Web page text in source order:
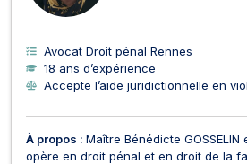
Avocat Droit pénal Rennes
18 ans d’expérience
Accepte l’aide juridictionnelle en viol
À propos : Maître Bénédicte
opère en droit pénal et en droit de la